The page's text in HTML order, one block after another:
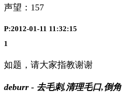
声望： 157
P:2012-01-11 11:32:15
1
如题，请大家指教谢谢
deburr - 去毛刺,清理毛口,倒角